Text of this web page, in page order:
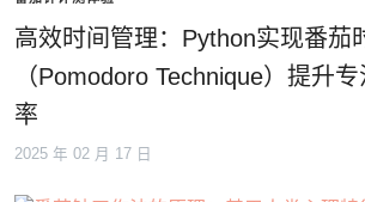
高效时间管理：Python实现番茄
（Pomodoro Technique）提升
率
2025 年 02 月 17 日